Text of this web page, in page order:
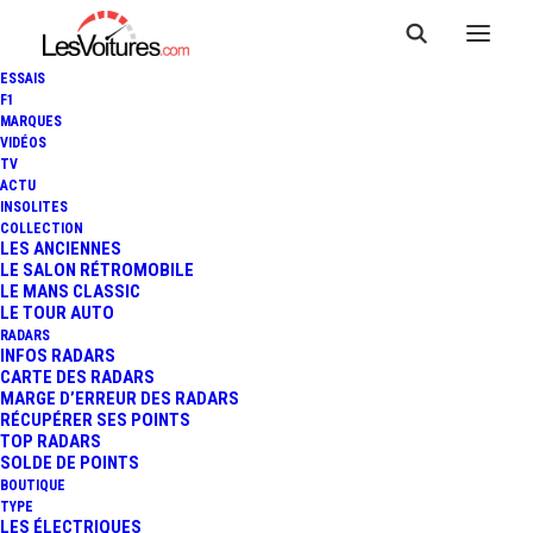
ESSAIS
F1
MARQUES
VIDÉOS
TV
ACTU
INSOLITES
COLLECTION
LES ANCIENNES
LE SALON RÉTROMOBILE
LE MANS CLASSIC
LE TOUR AUTO
RADARS
INFOS RADARS
CARTE DES RADARS
MARGE D’ERREUR DES RADARS
RÉCUPÉRER SES POINTS
TOP RADARS
SOLDE DE POINTS
BOUTIQUE
TYPE
LES ÉLECTRIQUES
13 mars 2013
PAPAMOBILE : LE